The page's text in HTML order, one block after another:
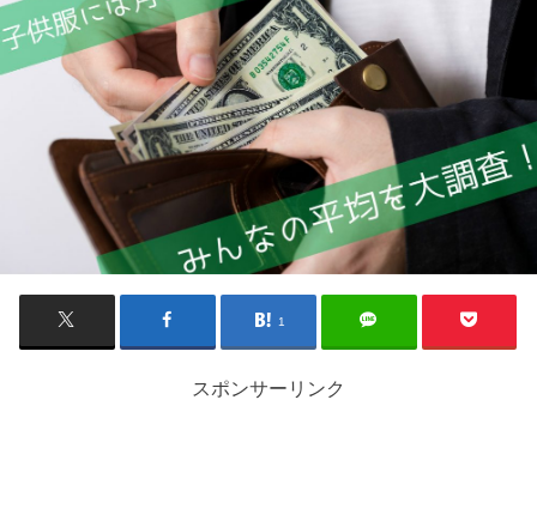
1
スポンサーリンク